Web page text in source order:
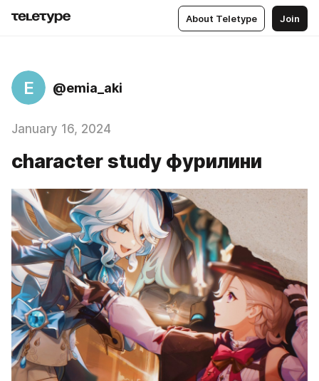
About Teletype Join
E @emia_aki
January 16, 2024
character study фурилини